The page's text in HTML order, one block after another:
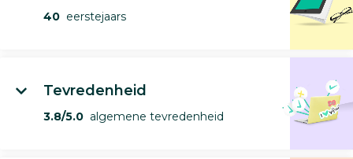
40 eerstejaars
Tevredenheid
3.8/5.0 algemene tevredenheid